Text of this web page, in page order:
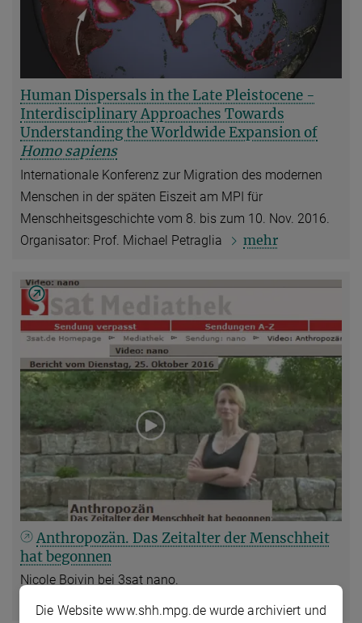
Human Dispersals in the Late Pleistocene -
Interdisciplinary Approaches Towards
Understanding the Worldwide Expansion of
Homo sapiens
Internationale Konferenz zur Migration des modernen
Menschen in der späten Eiszeit am MPI für
Menschheitsgeschichte vom 8. bis zum 10. Nov. 2016.
Organisator: Prof. Michael Petraglia
mehr
Anthropozän. Das Zeitalter der Menschheit
hat begonnen
Nicole Boivin bei 3sat nano.
Sendetermin 25. Oktober 2016.
mehr
Die Website www.shh.mpg.de wurde archiviert und